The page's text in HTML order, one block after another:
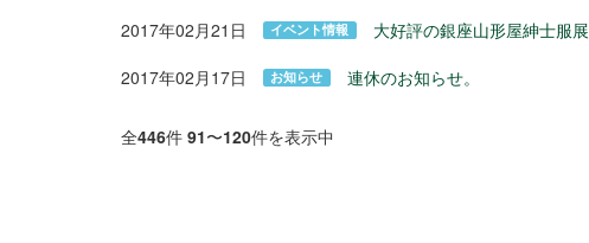
2017年02月21日 イベント情報 大好評の銀座山形屋紳士服展
2017年02月17日 お知らせ 連休のお知らせ。
全446件 91〜120件を表示中